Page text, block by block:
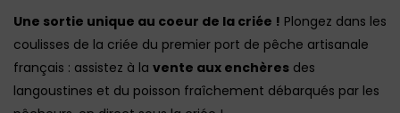
Une sortie unique au coeur de la criée ! Plongez dans les
coulisses de la criée du premier port de pêche artisanale
français : assistez à la vente aux enchères des
langoustines et du poisson fraîchement débarqués par les